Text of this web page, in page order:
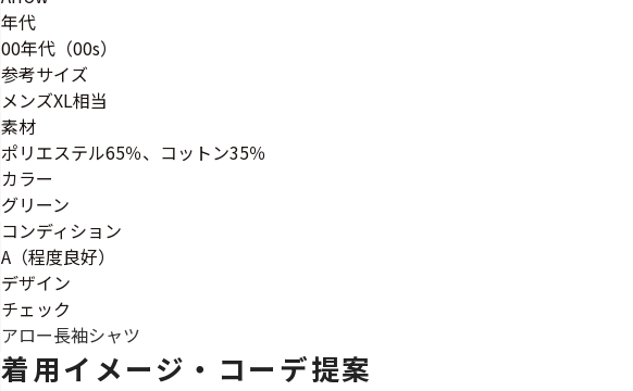
年代
00年代（00s）
参考サイズ
メンズXL相当
素材
ポリエステル65％、コットン35％
カラー
グリーン
コンディション
A（程度良好）
デザイン
チェック
アロー長袖シャツ
着用イメージ・コーデ提案